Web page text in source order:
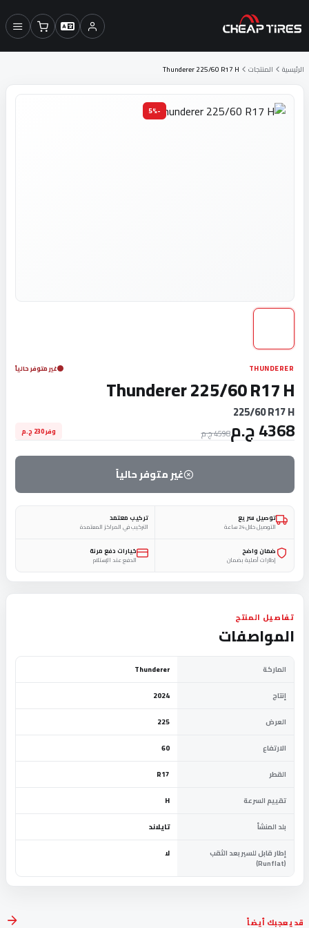
الرئيسية المنتجات Thunderer 225/60 R17 H
-5%
THUNDERER غير متوفر حالياً
Thunderer 225/60 R17 H
225/60 R17 H
4368 ج.م 4598 ج.م وفر 230 ج.م
غير متوفر حالياً
توصيل سريع
التوصيل خلال 24 ساعة
تركيب معتمد
التركيب في المراكز المعتمدة
ضمان واضح
إطارات أصلية بضمان
خيارات دفع مرنة
الدفع عند الإستلام
تفاصيل المنتج
المواصفات
الماركة
Thunderer
إنتاج
2024
العرض
225
الارتفاع
60
القطر
R17
تقييم السرعة
H
بلد المنشأ
تايلاند
إطار قابل للسير بعد الثقب
(Runflat)
لا
قد يعجبك أيضاً